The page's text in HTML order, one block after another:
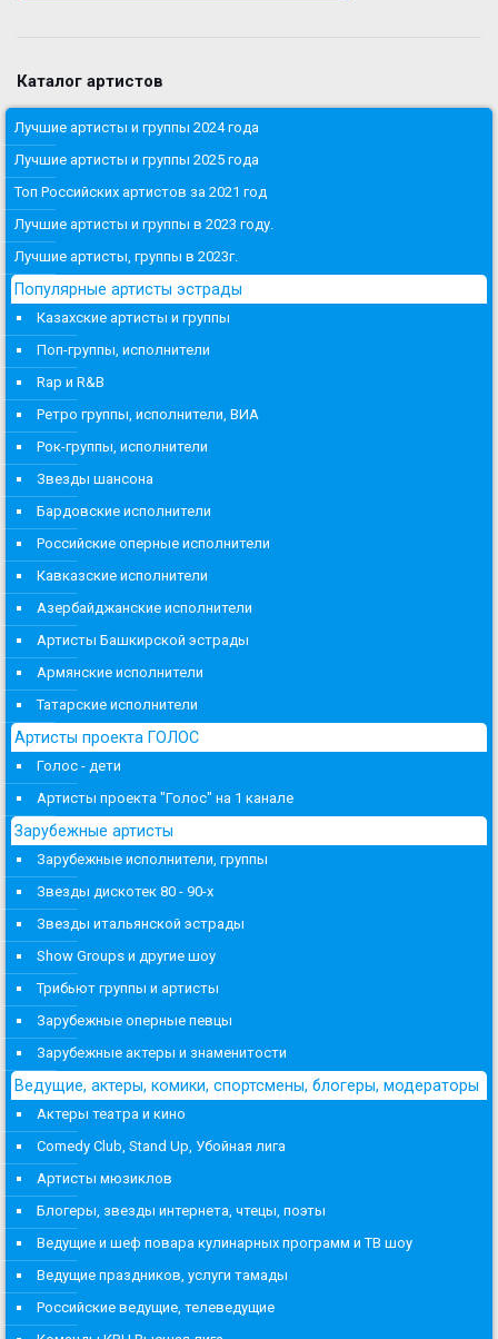
Каталог артистов
Лучшие артисты и группы 2024 года
Лучшие артисты и группы 2025 года
Топ Российских артистов за 2021 год
Лучшие артисты и группы в 2023 году.
Лучшие артисты, группы в 2023г.
Популярные артисты эстрады
Казахские артисты и группы
Поп-группы, исполнители
Rap и R&B
Ретро группы, исполнители, ВИА
Рок-группы, исполнители
Звезды шансона
Бардовские исполнители
Российские оперные исполнители
Кавказские исполнители
Азербайджанские исполнители
Артисты Башкирской эстрады
Армянские исполнители
Татарские исполнители
Артисты проекта ГОЛОС
Голос - дети
Артисты проекта "Голос" на 1 канале
Зарубежные артисты
Зарубежные исполнители, группы
Звезды дискотек 80 - 90-х
Звезды итальянской эстрады
Show Groups и другие шоу
Трибьют группы и артисты
Зарубежные оперные певцы
Зарубежные актеры и знаменитости
Ведущие, актеры, комики, спортсмены, блогеры, модераторы
Актеры театра и кино
Comedy Club, Stand Up, Убойная лига
Артисты мюзиклов
Блогеры, звезды интернета, чтецы, поэты
Ведущие и шеф повара кулинарных программ и ТВ шоу
Ведущие праздников, услуги тамады
Российские ведущие, телеведущие